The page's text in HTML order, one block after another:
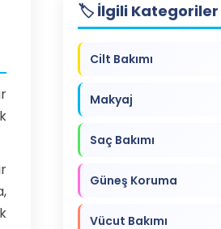
🏷️ İlgili Kategoriler
Cilt Bakımı
Makyaj
Saç Bakımı
Güneş Koruma
Vücut Bakımı